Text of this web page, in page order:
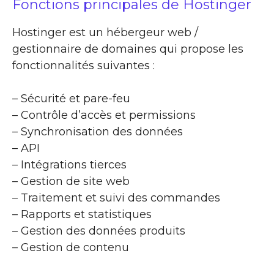
Fonctions principales de Hostinger
Hostinger est un hébergeur web /
gestionnaire de domaines qui propose les
fonctionnalités suivantes :
– Sécurité et pare-feu
– Contrôle d’accès et permissions
– Synchronisation des données
– API
– Intégrations tierces
– Gestion de site web
– Traitement et suivi des commandes
– Rapports et statistiques
– Gestion des données produits
– Gestion de contenu